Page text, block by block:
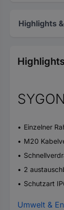
Highlights
Einzelner
M20
2
Schutzart
Umwelt &